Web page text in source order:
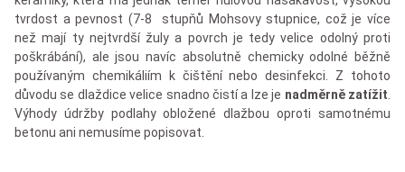
tvrdost a pevnost (7-8 stupňů Mohsovy stupnice, což je více
než mají ty nejtvrdší žuly a povrch je tedy velice odolný proti
poškrábání), ale jsou navíc absolutně chemicky odolné běžně
používaným chemikáliím k čištění nebo desinfekci. Z tohoto
důvodu se dlaždice velice snadno čistí a lze je nadměrně zatížit
Výhody údržby podlahy obložené dlažbou oproti samotnému
betonu ani nemusíme popisovat.